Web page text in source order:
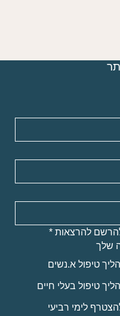
להרצאות *
שלך
טיפול א.נשים
טיפול בעלי חיים
לימי רביעי